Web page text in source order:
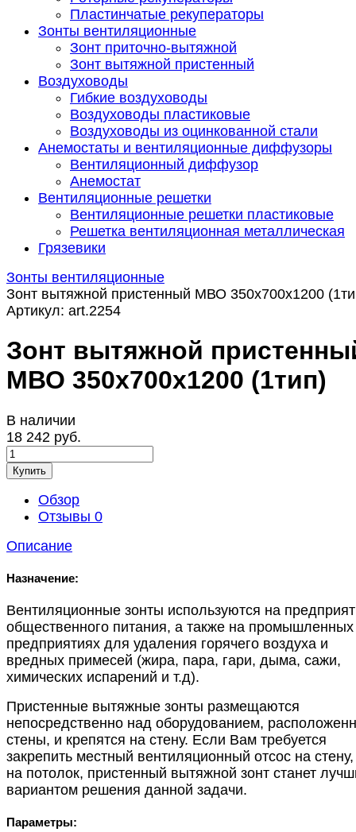
Пластинчатые рекуператоры
Зонты вентиляционные
Зонт приточно-вытяжной
Зонт вытяжной пристенный
Воздуховоды
Гибкие воздуховоды
Воздуховоды пластиковые
Воздуховоды из оцинкованной стали
Анемостаты и вентиляционные диффузоры
Вентиляционный диффузор
Анемостат
Вентиляционные решетки
Вентиляционные решетки пластиковые
Решетка вентиляционная металлическая
Грязевики
Зонты вентиляционные
Зонт вытяжной пристенный МВО 350x700x1200
Артикул: art.2254
Зонт вытяжной
МВО 350x700x1200 (1тип)
В наличии
18 242 руб.
Купить
Обзор
Отзывы 0
Описание
Назначение:
Вентиляционные зонты используются на
общественного питания, а также на промышленных
предприятиях для удаления горячего воздуха и
вредных примесей (жира, пара, гари, дыма, сажи,
химических испарений и т.д).
Пристенные вытяжные зонты размещаются
непосредственно над оборудованием,
стены, и крепятся на стену. Если Вам требуется
закрепить местный вентиляционный отсос на
на потолок, пристенный вытяжной зонт станет
вариантом решения данной задачи.
Параметры: